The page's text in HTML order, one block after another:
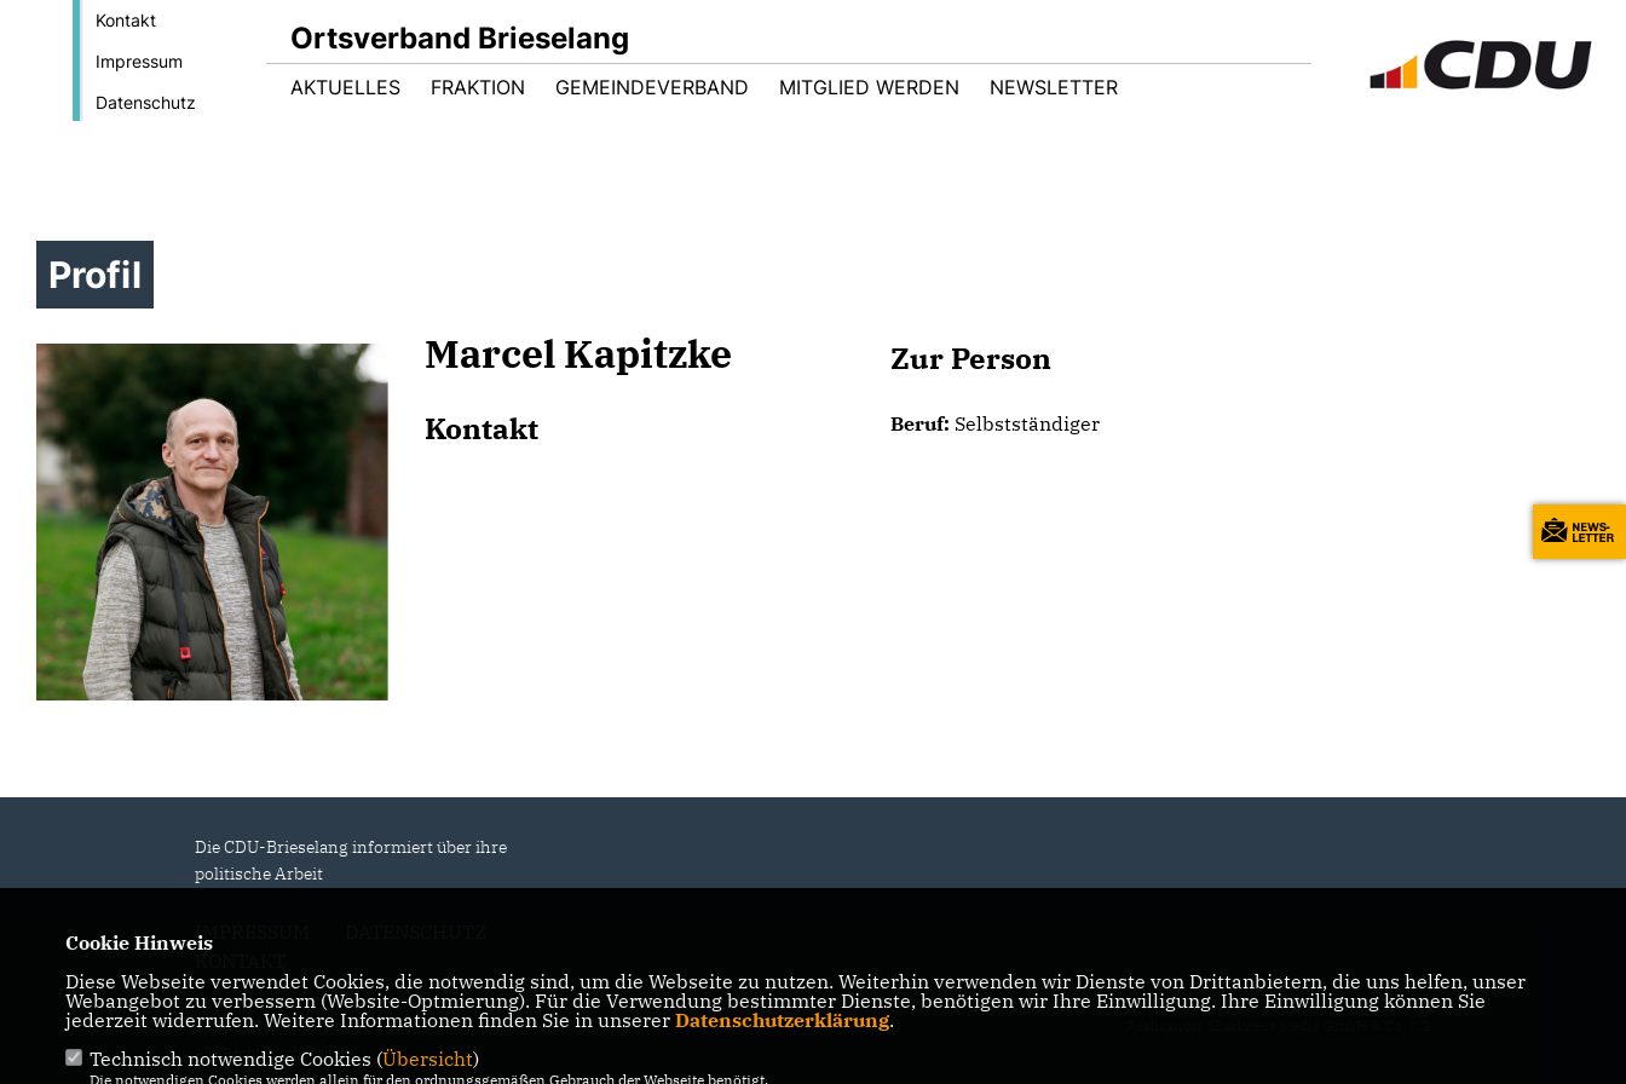
Kontakt
Impressum
Datenschutz
Ortsverband Brieselang
AKTUELLES FRAKTION GEMEINDEVERBAND MITGLIED WERDEN NEWSLETTER
Profil
Marcel Kapitzke
Kontakt
Zur Person
Beruf: Selbstständiger
Die CDU-Brieselang informiert über ihre
politische Arbeit
IMPRESSUM
@2026 CDU-Brieselang
Alle Rechte vorbehalten.
Cookie Hinweis
Diese Webseite verwendet Cookies, die notwendig sind, um die Webseite zu nutzen. Weiterhin verwenden wir Dienste von Drittanbietern, die uns helfen, unser
Webangebot zu verbessern (Website-Optmierung). Für die Verwendung bestimmter Dienste, benötigen wir Ihre Einwilligung. Ihre Einwilligung können Sie
jederzeit widerrufen. Weitere Informationen finden Sie in unserer Datenschutzerklärung.
Technisch notwendige Cookies (Übersicht)
Die notwendigen Cookies werden allein für den ordnungsgemäßen Gebrauch der Webseite benötigt.